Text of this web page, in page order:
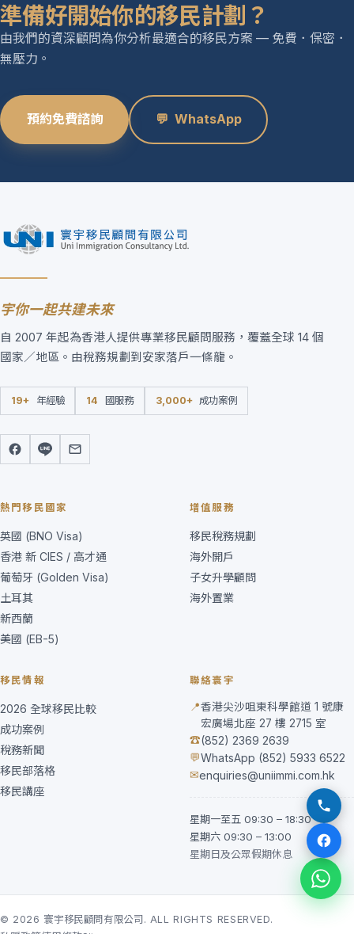
準備好開始你的移民計劃？
由我們的資深顧問為你分析最適合的移民方案 — 免費．保密．
無壓力。
預約免費諮詢 💬 WhatsApp
宇你一起共建未來
自 2007 年起為香港人提供專業移民顧問服務，覆蓋全球 14 個
國家／地區。由稅務規劃到安家落戶一條龍。
19+ 年經驗 14 國服務 3,000+ 成功案例
熱門移民國家
英國 (BNO Visa)
香港 新 CIES / 高才通
葡萄牙 (Golden Visa)
土耳其
新西蘭
美國 (EB-5)
增值服務
移民稅務規劃
海外開戶
子女升學顧問
海外置業
移民情報
2026 全球移民比較
成功案例
稅務新聞
移民部落格
移民講座
聯絡寰宇
📍香港尖沙咀東科學館道 1 號康
宏廣場北座 27 樓 2715 室
☎(852) 2369 2639
💬WhatsApp (852) 5933 6522
✉enquiries@uniimmi.com.hk
星期一至五 09:30 – 18:30
星期六 09:30 – 13:00
星期日及公眾假期休息
© 2026 寰宇移民顧問有限公司. ALL RIGHTS RESERVED.